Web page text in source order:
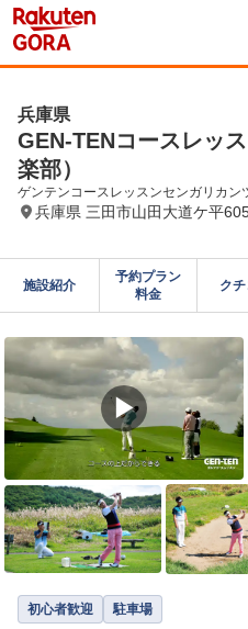
兵庫県
GEN-TENコースレッ
楽部）
ゲンテンコースレッスンセンガリカン
兵庫県 三田市山田大道ケ平
施設紹介
予約プラン
料金
クチ
▶
初心者歓迎 駐車場